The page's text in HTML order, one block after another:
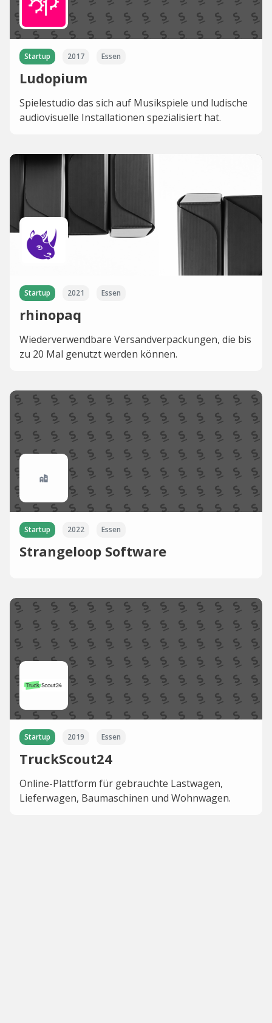
Startup 2017 Essen
Ludopium
Spielestudio das sich auf Musikspiele und ludische
audiovisuelle Installationen spezialisiert hat.
Startup 2021 Essen
rhinopaq
Wiederverwendbare Versandverpackungen, die bis
zu 20 Mal genutzt werden können.
Startup 2022 Essen
Strangeloop Software
Startup 2019 Essen
TruckScout24
Online-Plattform für gebrauchte Lastwagen,
Lieferwagen, Baumaschinen und Wohnwagen.